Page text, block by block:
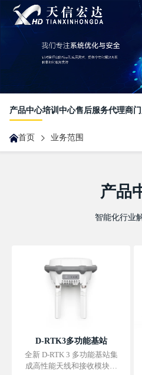
关于我们
发展历程
业务范围
产品中心培训中心售后服务代理商
首页 业务范围
产品
智能化行业
D-RTK3多功能基站
全新 D-RTK 3 多功能基站集
成高性能天线和接收模块，